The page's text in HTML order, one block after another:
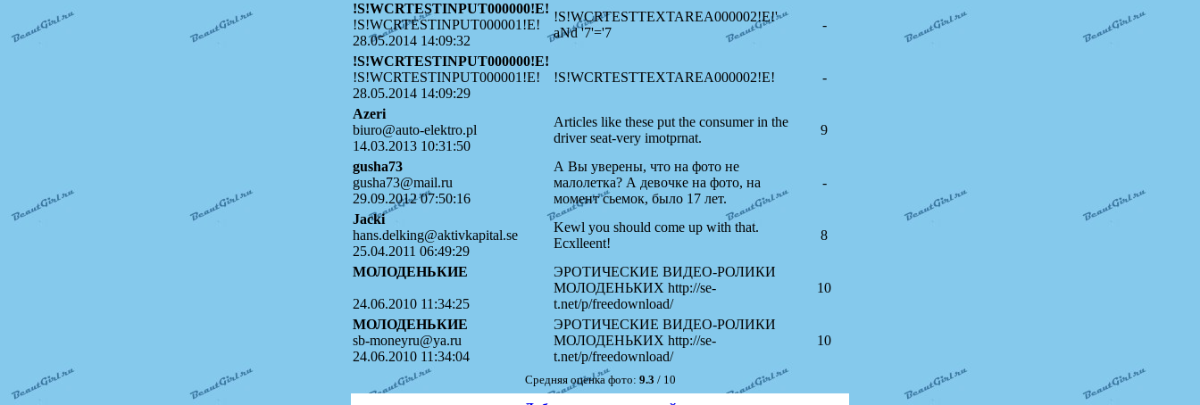
!S!WCRTESTINPUT000000!E!
!S!WCRTESTINPUT000001!E!
28.05.2014 14:09:32
!S!WCRTESTTEXTAREA000002!E!'
aNd '7'='7
-
!S!WCRTESTINPUT000000!E!
!S!WCRTESTINPUT000001!E!
28.05.2014 14:09:29
!S!WCRTESTTEXTAREA000002!E! -
Azeri
biuro@auto-elektro.pl
14.03.2013 10:31:50
Articles like these put the consumer in the
driver seat-very imotprnat.
9
gusha73
gusha73@mail.ru
29.09.2012 07:50:16
А Вы уверены, что на фото не
малолетка? А девочке на фото, на
момент сьемок, было 17 лет.
-
Jacki
hans.delking@aktivkapital.se
25.04.2011 06:49:29
Kewl you should come up with that.
Ecxlleent!
8
МОЛОДЕНЬКИЕ
24.06.2010 11:34:25
ЭРОТИЧЕСКИЕ ВИДЕО-РОЛИКИ
МОЛОДЕНЬКИХ http://se-
t.net/p/freedownload/
10
МОЛОДЕНЬКИЕ
sb-moneyru@ya.ru
24.06.2010 11:34:04
ЭРОТИЧЕСКИЕ ВИДЕО-РОЛИКИ
МОЛОДЕНЬКИХ http://se-
t.net/p/freedownload/
10
Средняя оценка фото: 9.3 / 10